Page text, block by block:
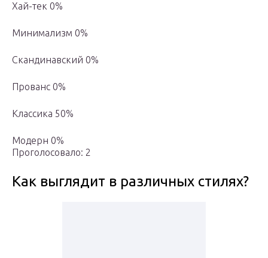
Хай-тек 0%
Минимализм 0%
Скандинавский 0%
Прованс 0%
Классика 50%
Модерн 0%
Проголосовало: 2
Как выглядит в различных стилях?